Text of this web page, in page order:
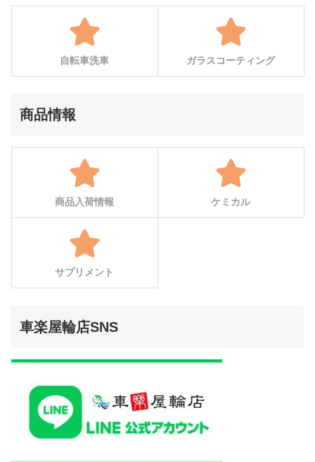
自転車洗車 ガラスコーティング
商品情報
商品入荷情報 ケミカル
サプリメント
車楽屋輪店SNS